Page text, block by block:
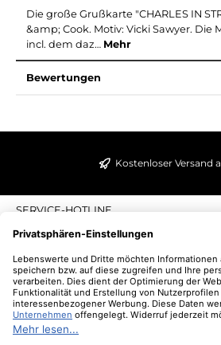
Die große Grußkarte "CHARLES IN
&amp; Cook. Motiv: Vicki Sawyer. Die
incl. dem daz… Mehr
Bewertungen
Kostenloser Versand
SERVICE-HOTLINE
INFORMATIONEN
ZAHLUNGS- UND VERSANDARTEN
ÜBER UNS
UNSERE VORTEILE